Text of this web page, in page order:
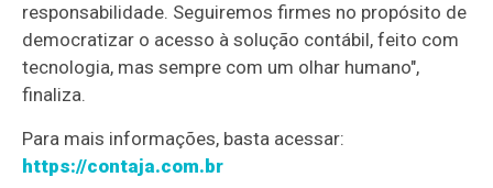
responsabilidade. Seguiremos firmes no propósito de
democratizar o acesso à solução contábil, feito com
tecnologia, mas sempre com um olhar humano",
finaliza.
Para mais informações, basta acessar:
https://contaja.com.br